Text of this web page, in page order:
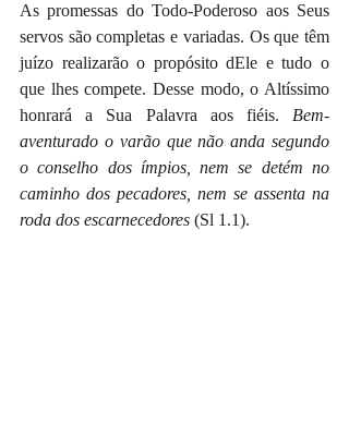
As promessas do Todo-Poderoso aos Seus
servos são completas e variadas. Os que têm
juízo realizarão o propósito dEle e tudo o
que lhes compete. Desse modo, o Altíssimo
honrará a Sua Palavra aos fiéis. Bem-
aventurado o varão que não anda segundo
o conselho dos ímpios, nem se detém no
caminho dos pecadores, nem se assenta na
roda dos escarnecedores (Sl 1.1).